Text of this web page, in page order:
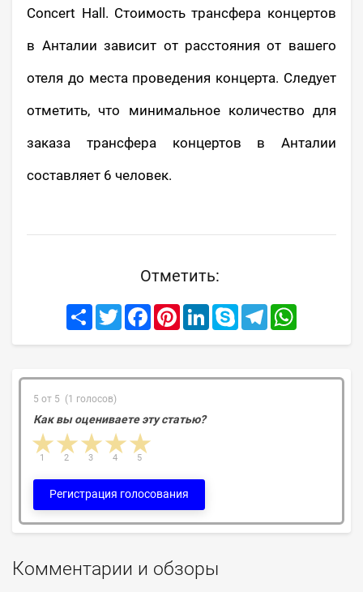
Concert Hall. Стоимость трансфера концертов
в Анталии зависит от расстояния от вашего
отеля до места проведения концерта. Следует
отметить, что минимальное количество для
заказа трансфера концертов в Анталии
составляет 6 человек.
Отметить:
Share TwitterFacebookPinterestLinkedInSkype Telegram
5 от 5 (1 голосов)
Как вы оцениваете эту статью?
4 stars
3 stars
2 stars
1 star 5
4
3
2
1
Регистрация голосования
Комментарии и обзоры